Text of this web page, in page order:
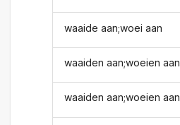
waaide aan;woei aan
waaiden aan;woeien aan
waaiden aan;woeien aan